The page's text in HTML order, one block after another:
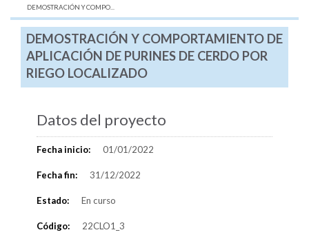
AQUÍ:
DEMOSTRACIÓN Y COMPO...
DEMOSTRACIÓN Y COMPORTAMIENTO DE
APLICACIÓN DE PURINES DE CERDO POR
RIEGO LOCALIZADO
Datos del proyecto
Fecha inicio: 01/01/2022
Fecha fin: 31/12/2022
Estado: En curso
Código: 22CLO1_3